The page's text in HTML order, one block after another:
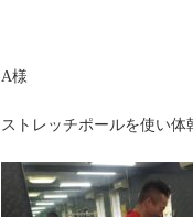
A様
ストレッチポールを使い体